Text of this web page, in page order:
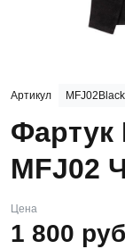
Артикул MFJ02Black
Фартук
MFJ02
Цена
1 800 руб